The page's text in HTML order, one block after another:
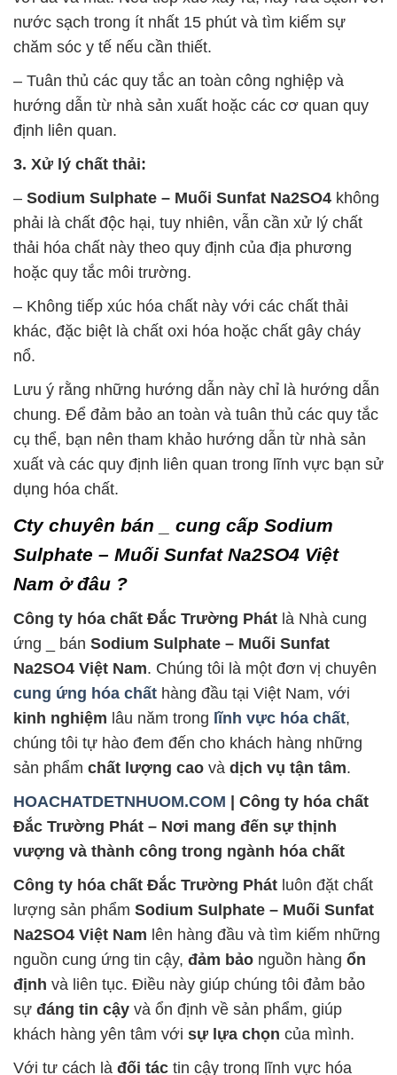
nước sạch trong ít nhất 15 phút và tìm kiếm sự
chăm sóc y tế nếu cần thiết.
– Tuân thủ các quy tắc an toàn công nghiệp và
hướng dẫn từ nhà sản xuất hoặc các cơ quan quy
định liên quan.
3. Xử lý chất thải:
– Sodium Sulphate – Muối Sunfat Na2SO4 không
phải là chất độc hại, tuy nhiên, vẫn cần xử lý chất
thải hóa chất này theo quy định của địa phương
hoặc quy tắc môi trường.
– Không tiếp xúc hóa chất này với các chất thải
khác, đặc biệt là chất oxi hóa hoặc chất gây cháy
nổ.
Lưu ý rằng những hướng dẫn này chỉ là hướng dẫn
chung. Để đảm bảo an toàn và tuân thủ các quy tắc
cụ thể, bạn nên tham khảo hướng dẫn từ nhà sản
xuất và các quy định liên quan trong lĩnh vực bạn sử
dụng hóa chất.
Cty chuyên bán _ cung cấp Sodium
Sulphate – Muối Sunfat Na2SO4 Việt
Nam ở đâu ?
Công ty hóa chất Đắc Trường Phát là Nhà cung
ứng _ bán Sodium Sulphate – Muối Sunfat
Na2SO4 Việt Nam. Chúng tôi là một đơn vị chuyên
cung ứng hóa chất hàng đầu tại Việt Nam, với
kinh nghiệm lâu năm trong lĩnh vực hóa chất,
chúng tôi tự hào đem đến cho khách hàng những
sản phẩm chất lượng cao và dịch vụ tận tâm.
HOACHATDETNHUOM.COM | Công ty hóa chất
Đắc Trường Phát – Nơi mang đến sự thịnh
vượng và thành công trong ngành hóa chất
Công ty hóa chất Đắc Trường Phát luôn đặt chất
lượng sản phẩm Sodium Sulphate – Muối Sunfat
Na2SO4 Việt Nam lên hàng đầu và tìm kiếm những
nguồn cung ứng tin cậy, đảm bảo nguồn hàng ổn
định và liên tục. Điều này giúp chúng tôi đảm bảo
sự đáng tin cậy và ổn định về sản phẩm, giúp
khách hàng yên tâm với sự lựa chọn của mình.
Với tư cách là đối tác tin cậy trong lĩnh vực hóa